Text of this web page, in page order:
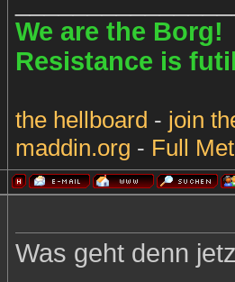
We are the Borg!
Resistance is
the hellboard - join
maddin.org - Full
Was geht denn